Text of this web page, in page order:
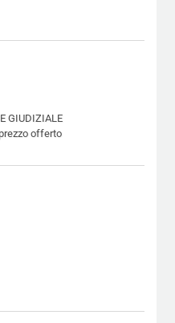
GIUDIZIALE
offerto